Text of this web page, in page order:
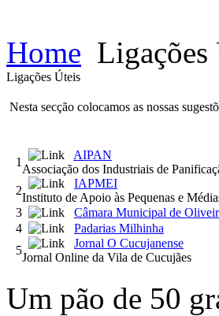
Home Ligações
Ligações Úteis
Nesta secção colocamos as nossas
1
AIPAN
Associação dos Industriais de
2
IAPMEI
Instituto de Apoio às Pequenas e
3
Câmara Municipal de
4
Padarias Milhinha
5
Jornal O Cucujanense
Jornal Online da Vila de Cucujães
Um pão de 50